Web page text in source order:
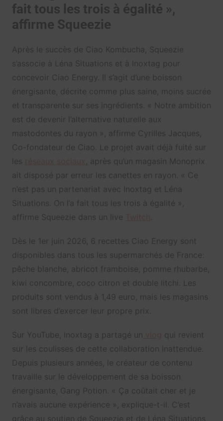
fait tous les trois à égalité »,
affirme Squeezie
Après le succès de Ciao Kombucha, Squeezie
s’associe à Léna Situations et à Inoxtag pour
concevoir Ciao Energy. Il s’agit d’une boisson
énergisante, décrite comme plus saine, moins sucrée
et transparente sur ses ingrédients. « Notre ambition
est de devenir l’alternative naturelle aux
mastodontes du rayon », affirme Cyrilles Jacques,
Co-fondateur de Ciao. Le projet avait déjà fuité sur
les
, après qu’un magasin Monoprix
ait disposé par erreur les canettes en rayon. « Ce
n’est pas un partenariat avec Inoxtag et Léna
Situations. On l’a fait tous les trois à égalité »,
affirme Squeezie dans un live
Dès le 1er juin 2026, 6 recettes Ciao Energy sont
disponibles dans tous les supermarchés de France:
pêche blanche, abricot framboise, pomme rhubarbe,
kiwi concombre, coco citron et double litchi. Les
produits sont vendus à 1,49 euro, mais les magasins
sont libres d’exercer leur propre prix.
Sur YouTube, Inoxtag a partagé un
qui revient
sur les coulisses de cette collaboration inattendue.
Depuis plusieurs années, le créateur de contenu
travaille sur le développement de sa boisson
énergisante, Gang Potion. « Ça coûtait cher et je
n’avais aucune expérience », explique-t-il. C’est
grâce au soutien de Squeezie et de Léna Situations